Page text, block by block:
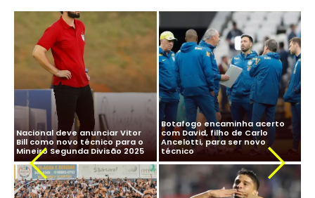
CBF desiste de Ancelotti:
salário milionário na Arábia e
impasse com Real Madrid
travam negociação
Ancelotti diz “sim” à Seleção
Brasileira e CBF finaliza
detalhes para oficializar
acordo